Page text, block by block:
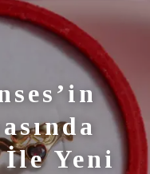
İle Yeni